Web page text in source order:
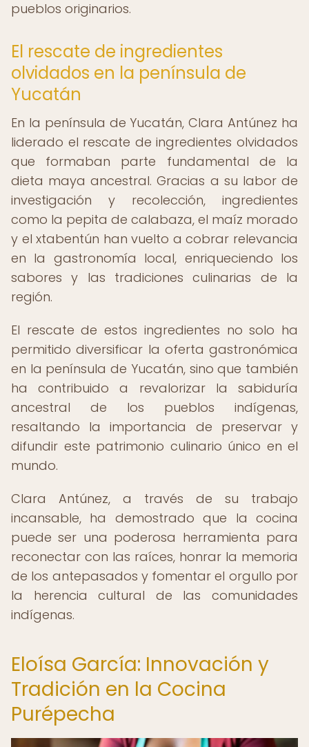
pueblos originarios.
El rescate de ingredientes
olvidados en la península de
Yucatán
En la península de Yucatán, Clara Antúnez ha
liderado el rescate de ingredientes olvidados
que formaban parte fundamental de la
dieta maya ancestral. Gracias a su labor de
investigación y recolección, ingredientes
como la pepita de calabaza, el maíz morado
y el xtabentún han vuelto a cobrar relevancia
en la gastronomía local, enriqueciendo los
sabores y las tradiciones culinarias de la
región.
El rescate de estos ingredientes no solo ha
permitido diversificar la oferta gastronómica
en la península de Yucatán, sino que también
ha contribuido a revalorizar la sabiduría
ancestral de los pueblos indígenas,
resaltando la importancia de preservar y
difundir este patrimonio culinario único en el
mundo.
Clara Antúnez, a través de su trabajo
incansable, ha demostrado que la cocina
puede ser una poderosa herramienta para
reconectar con las raíces, honrar la memoria
de los antepasados y fomentar el orgullo por
la herencia cultural de las comunidades
indígenas.
Eloísa García: Innovación y
Tradición en la Cocina
Purépecha